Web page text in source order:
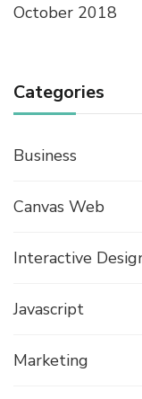
October 2018
Categories
Business
Canvas Web
Interactive
Javascript
Marketing